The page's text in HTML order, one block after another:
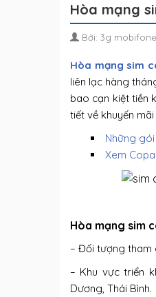
Hòa mạng
Bởi: 3g mobifone
Hòa mạng sim
liên lạc hàng
bao cạn kiệt tiền
tiết về khuyến
Những
Xem
Hòa mạng sim
– Đối tượng tham
– Khu vực triển
Dương, Thái Bình.